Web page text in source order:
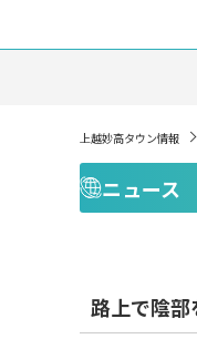
上越妙高タウン情報
ニュース
路上で陰